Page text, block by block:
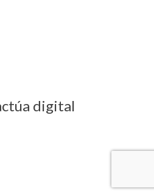
digital